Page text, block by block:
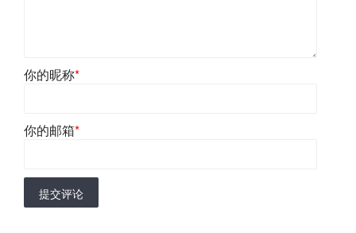
你的昵称*
你的邮箱*
提交评论